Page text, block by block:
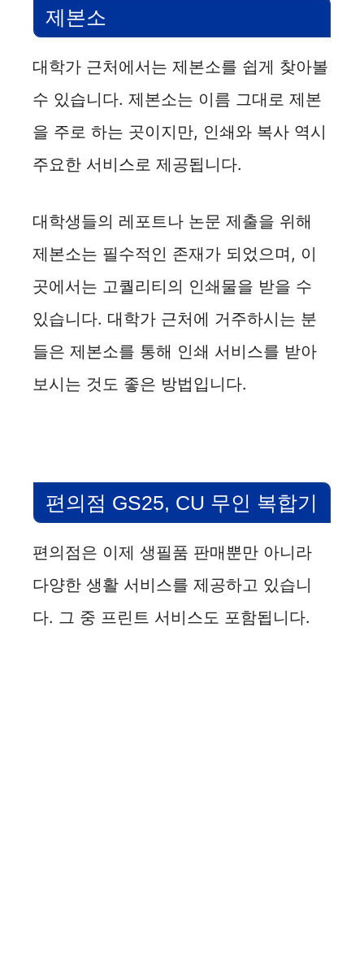
제본소
대학가 근처에서는 제본소를 쉽게 찾아볼
수 있습니다. 제본소는 이름 그대로 제본
을 주로 하는 곳이지만, 인쇄와 복사 역시
주요한 서비스로 제공됩니다.
대학생들의 레포트나 논문 제출을 위해
제본소는 필수적인 존재가 되었으며, 이
곳에서는 고퀄리티의 인쇄물을 받을 수
있습니다. 대학가 근처에 거주하시는 분
들은 제본소를 통해 인쇄 서비스를 받아
보시는 것도 좋은 방법입니다.
편의점 GS25, CU 무인 복합기
편의점은 이제 생필품 판매뿐만 아니라
다양한 생활 서비스를 제공하고 있습니
다. 그 중 프린트 서비스도 포함됩니다.